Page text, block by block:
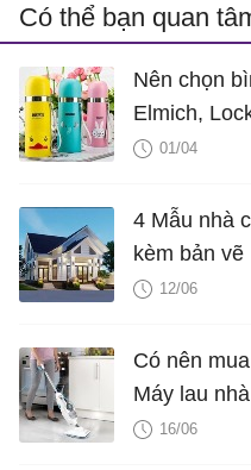
Có thể bạn quan
Nên chọn
Elmich,
01/04
4 Mẫu nhà
kèm bản vẽ
12/06
Có nên
Máy lau
16/06